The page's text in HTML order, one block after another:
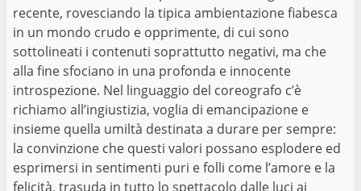
recente, rovesciando la tipica ambientazione fiabesca
in un mondo crudo e opprimente, di cui sono
sottolineati i contenuti soprattutto negativi, ma che
alla fine sfociano in una profonda e innocente
introspezione. Nel linguaggio del coreografo c’è
richiamo all’ingiustizia, voglia di emancipazione e
insieme quella umiltà destinata a durare per sempre:
la convinzione che questi valori possano esplodere ed
esprimersi in sentimenti puri e folli come l’amore e la
felicità, trasuda in tutto lo spettacolo dalle luci ai